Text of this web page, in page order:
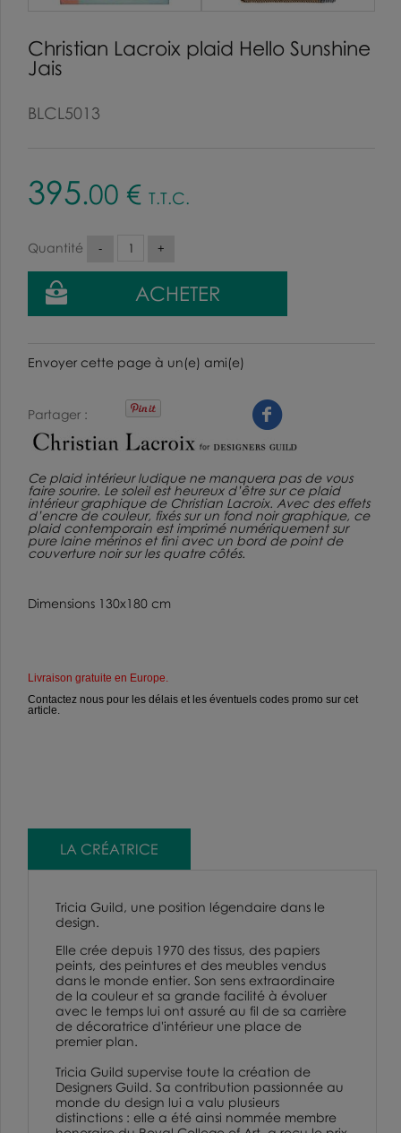
Christian Lacroix plaid Hello Sunshine
Jais
BLCL5013
395.00 € T.T.C.
Quantité
Envoyer cette page à un(e) ami(e)
Partager
Ce plaid intérieur ludique ne manquera pas de vous
faire sourire. Le soleil est heureux d’être sur ce plaid
intérieur graphique de Christian Lacroix. Avec des effets
d’encre de couleur, fixés sur un fond noir graphique, ce
plaid contemporain est imprimé numériquement sur
pure laine mérinos et fini avec un bord de point de
couverture noir sur les quatre côtés.
Dimensions 130x180 cm
Livraison gratuite en Europe
Contactez nous pour les délais et les éventuels codes promo sur cet
article.
LA CRÉATRICE
Tricia Guild, une position légendaire dans le
design.
Elle crée depuis 1970 des tissus, des papiers
peints, des peintures et des meubles vendus
dans le monde entier. Son sens extraordinaire
de la couleur et sa grande facilité à évoluer
avec le temps lui ont assuré au fil de sa carrière
de décoratrice d'intérieur une place de
premier plan.
Tricia Guild supervise toute la création de
Designers Guild. Sa contribution passionnée au
monde du design lui a valu plusieurs
distinctions : elle a été ainsi nommée membre